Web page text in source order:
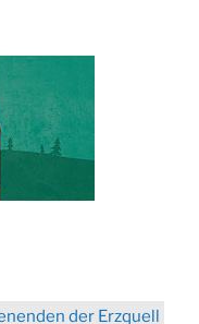
der Erzquell